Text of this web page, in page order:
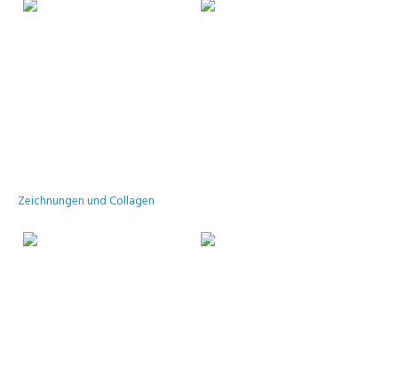
Zeichnungen und Collagen